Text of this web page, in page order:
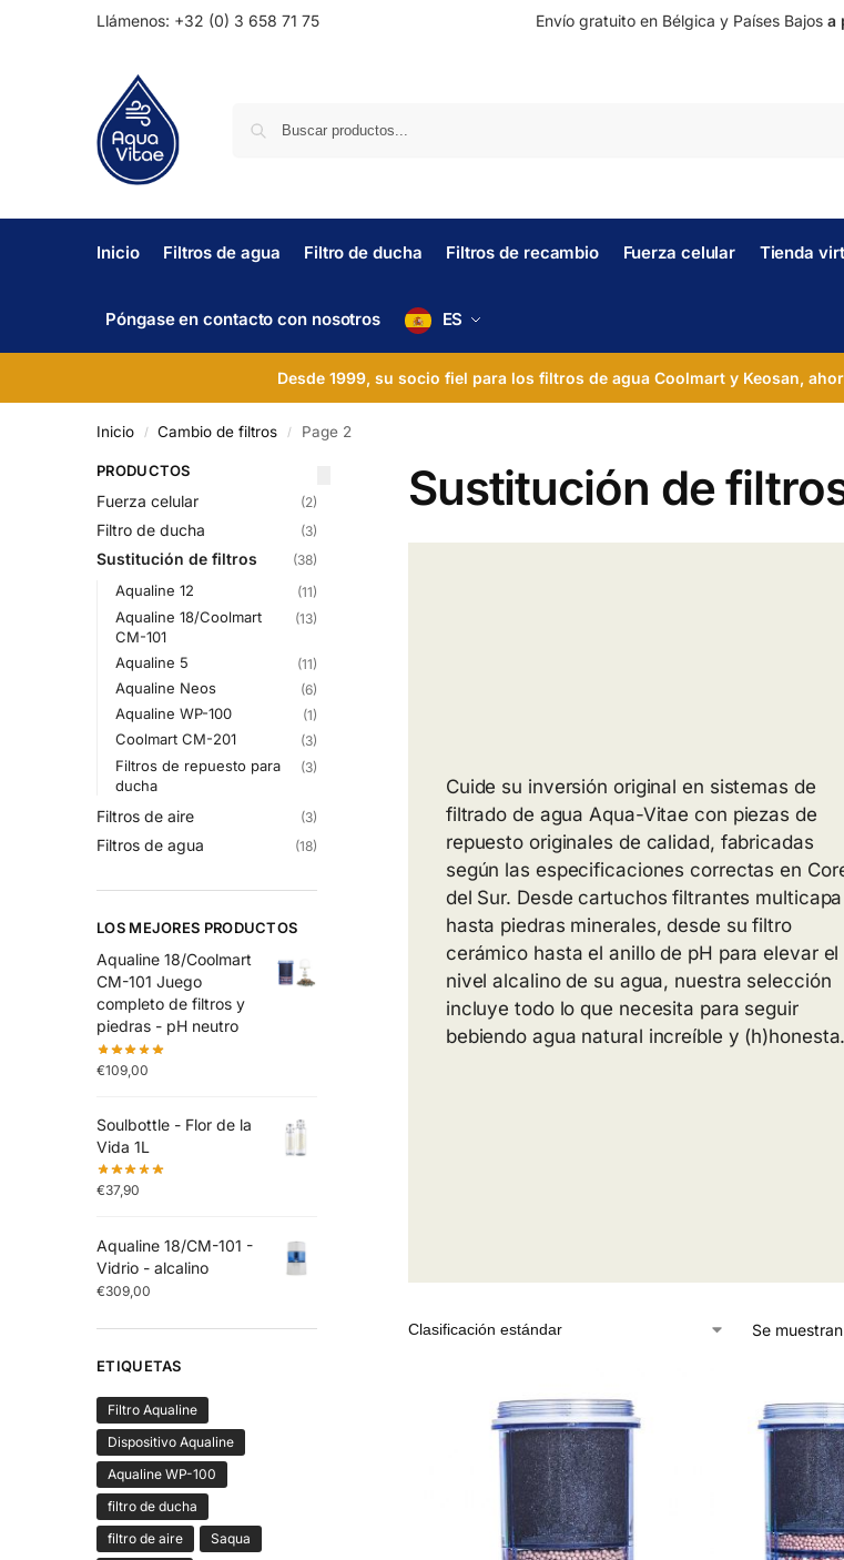
Llámenos: +32 (0) 3 658 71 75 Envío gratuito en Bélgica y Países Bajos a
Inicio Filtros de agua Filtro de ducha Filtros de recambio Fuerza celular Tienda
Póngase en contacto con nosotros ES
Desde 1999, su socio fiel para los filtros de agua Coolmart y Keosan,
Inicio / Cambio de filtros / Page 2
Sustitución de
Cuide su inversión original en sistemas de
filtrado de agua Aqua-Vitae con piezas de
repuesto originales de calidad, fabricadas
según las especificaciones correctas en
del Sur. Desde cartuchos filtrantes multicapa
hasta piedras minerales, desde su filtro
cerámico hasta el anillo de pH para elevar el
nivel alcalino de su agua, nuestra selección
incluye todo lo que necesita para seguir
bebiendo agua natural increíble y (h)honesta.
Se
PRODUCTOS
Fuerza celular (2)
Filtro de ducha (3)
Sustitución de filtros (38)
Aqualine 12 (11)
Aqualine 18/Coolmart
CM-101
(13)
Aqualine 5 (11)
Aqualine Neos (6)
Aqualine WP-100 (1)
Coolmart CM-201 (3)
Filtros de repuesto para
ducha
(3)
Filtros de aire (3)
Filtros de agua (18)
LOS MEJORES PRODUCTOS
Aqualine 18/Coolmart
CM-101 Juego
completo de filtros y
piedras - pH neutro
€109,00
Soulbottle - Flor de la
Vida 1L
€37,90
Aqualine 18/CM-101 -
Vidrio - alcalino
€309,00
ETIQUETAS
Filtro Aqualine
Dispositivo Aqualine
Aqualine WP-100
filtro de ducha
filtro de aire
Saqua